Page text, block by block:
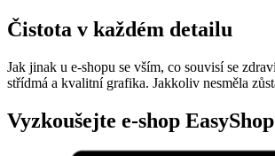
Čistota v každém detailu
Jak jinak u e-shopu se vším, co souvisí se
střídmá a kvalitní grafika. Jakkoliv nesměla
Vyzkoušejte e-shop